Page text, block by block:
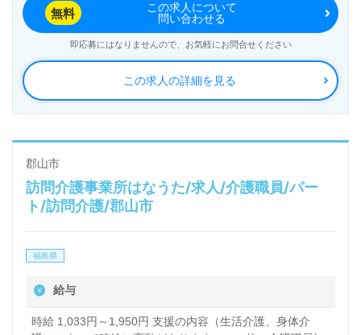
この求人の詳細を見る
無料
この求人について
問い合わせる
即応募にはなりませんので、お気軽にお問合せください
郡山市
訪問介護事業所はなうた/求人/介護職員/パー
ト/訪問介護/郡山市
福島県
給与
時給 1,033円～1,950円 支援の内容（生活介護、身体介